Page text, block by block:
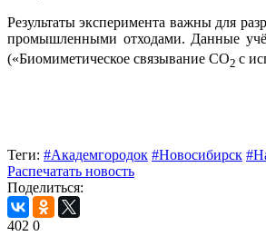
Результаты эксперимента важны для
промышленными отходами. Данные
(«Биомиметическое связывание CO2 с
Теги: #Академгородок #Новосибирск
Распечатать новость
Поделиться:
402 0